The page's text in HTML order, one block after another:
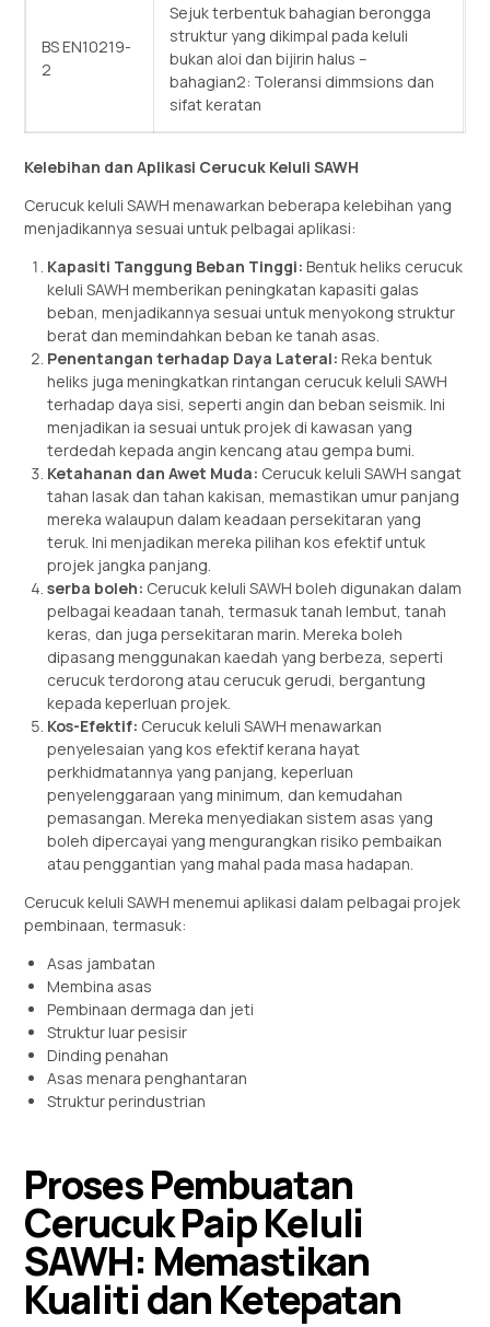
BS EN10219-
2
Sejuk terbentuk bahagian berongga
struktur yang dikimpal pada keluli
bukan aloi dan bijirin halus –
bahagian2: Toleransi dimmsions dan
sifat keratan
Kelebihan dan Aplikasi Cerucuk Keluli SAWH
Cerucuk keluli SAWH menawarkan beberapa kelebihan yang
menjadikannya sesuai untuk pelbagai aplikasi:
Kapasiti Tanggung Beban Tinggi: Bentuk heliks cerucuk
keluli SAWH memberikan peningkatan kapasiti galas
beban, menjadikannya sesuai untuk menyokong struktur
berat dan memindahkan beban ke tanah asas.
Penentangan terhadap Daya Lateral: Reka bentuk
heliks juga meningkatkan rintangan cerucuk keluli SAWH
terhadap daya sisi, seperti angin dan beban seismik. Ini
menjadikan ia sesuai untuk projek di kawasan yang
terdedah kepada angin kencang atau gempa bumi.
Ketahanan dan Awet Muda: Cerucuk keluli SAWH sangat
tahan lasak dan tahan kakisan, memastikan umur panjang
mereka walaupun dalam keadaan persekitaran yang
teruk. Ini menjadikan mereka pilihan kos efektif untuk
projek jangka panjang.
serba boleh: Cerucuk keluli SAWH boleh digunakan dalam
pelbagai keadaan tanah, termasuk tanah lembut, tanah
keras, dan juga persekitaran marin. Mereka boleh
dipasang menggunakan kaedah yang berbeza, seperti
cerucuk terdorong atau cerucuk gerudi, bergantung
kepada keperluan projek.
Kos-Efektif: Cerucuk keluli SAWH menawarkan
penyelesaian yang kos efektif kerana hayat
perkhidmatannya yang panjang, keperluan
penyelenggaraan yang minimum, dan kemudahan
pemasangan. Mereka menyediakan sistem asas yang
boleh dipercayai yang mengurangkan risiko pembaikan
atau penggantian yang mahal pada masa hadapan.
Cerucuk keluli SAWH menemui aplikasi dalam pelbagai projek
pembinaan, termasuk:
Asas jambatan
Membina asas
Pembinaan dermaga dan jeti
Struktur luar pesisir
Dinding penahan
Asas menara penghantaran
Struktur perindustrian
Proses Pembuatan
Cerucuk Paip Keluli
SAWH: Memastikan
Kualiti dan Ketepatan